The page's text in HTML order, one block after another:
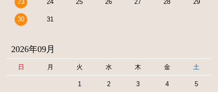
23 24 25 26 27 28 29
30 31
2026年09月
日 月 火 水 木 金 土
1 2 3 4 5